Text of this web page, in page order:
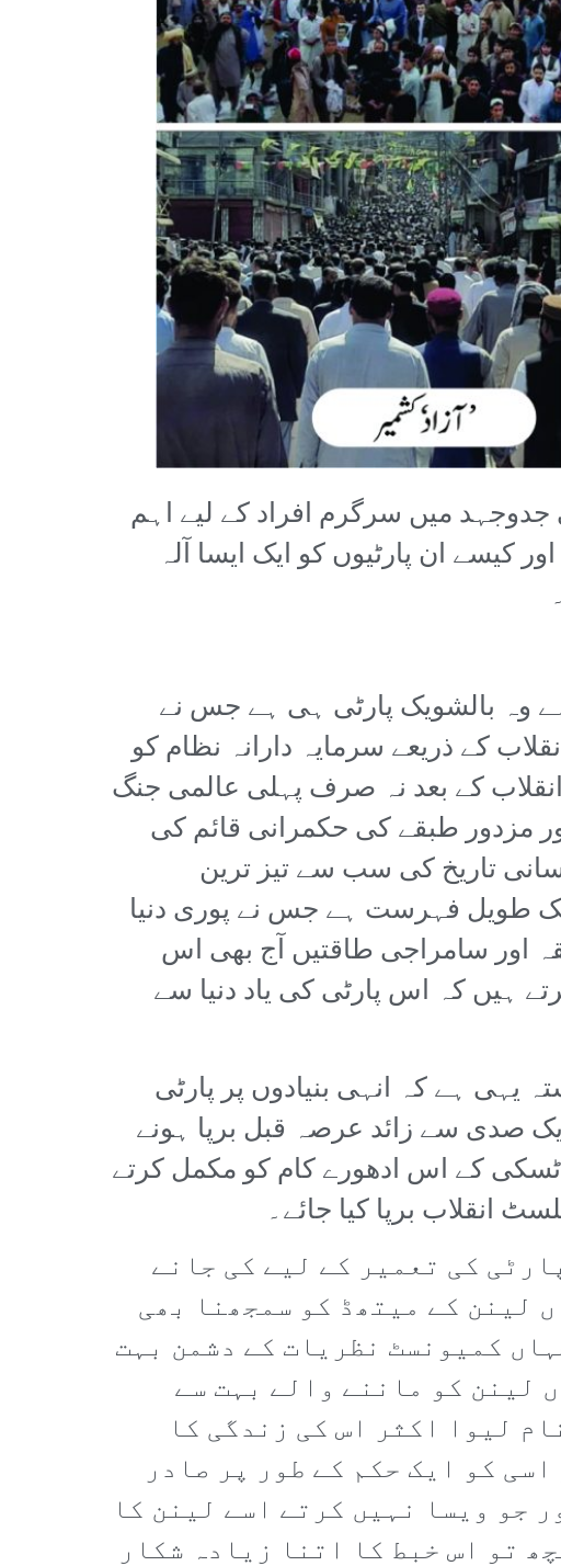
میں سرگرم افراد کے لیے اہم
کیسے ان پارٹیوں کو ایک ایسا آلہ
ہے وہ بالشویک پارٹی ہی ہے جس نے
کے ذریعے سرمایہ دارانہ نظام کو
انقلاب کے بعد نہ صرف پہلی عالمی جنگ
مزدور طبقے کی حکمرانی قائم کی
تاریخ کی سب سے تیز ترین
طویل فہرست ہے جس نے پوری دنیا
اور سامراجی طاقتیں آج بھی اس
ہیں کہ اس پارٹی کی یاد دنیا سے
یہی ہے کہ انہی بنیادوں پر پارٹی
صدی سے زائد عرصہ قبل برپا ہونے
کے اس ادھورے کام کو مکمل کرتے
انقلاب برپا کیا جائے۔
کی تعمیر کے لیے کی جانے
لینن کے میتھڈ کو سمجھنا بھی
کمیونسٹ نظریات کے دشمن بہت
لینن کو ماننے والے بہت سے
لیوا اکثر اس کی زندگی کا
کو ایک حکم کے طور پر صادر
جو ویسا نہیں کرتے اسے لینن کا
تو اس خبط کا اتنا زیادہ شکار